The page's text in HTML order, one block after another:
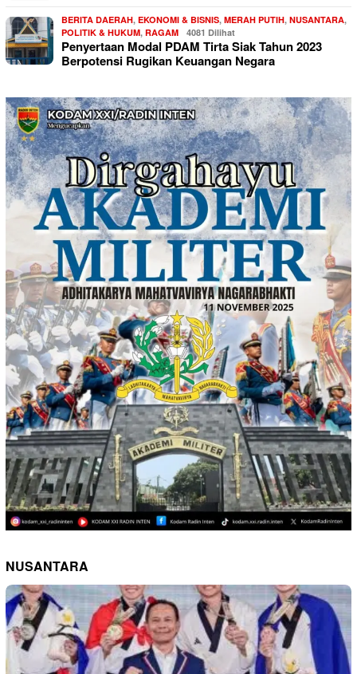
BERITA DAERAH, EKONOMI & BISNIS, MERAH PUTIH, NUSANTARA,
POLITIK & HUKUM, RAGAM 4081 Dilihat
Penyertaan Modal PDAM Tirta Siak Tahun 2023
Berpotensi Rugikan Keuangan Negara
NUSANTARA